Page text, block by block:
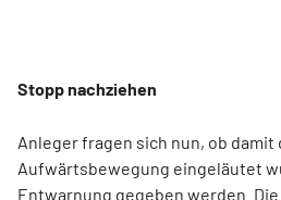
Stopp nachziehen
Anleger fragen sich nun, ob damit
Aufwärtsbewegung eingeläutet
Entwarnung gegeben werden.